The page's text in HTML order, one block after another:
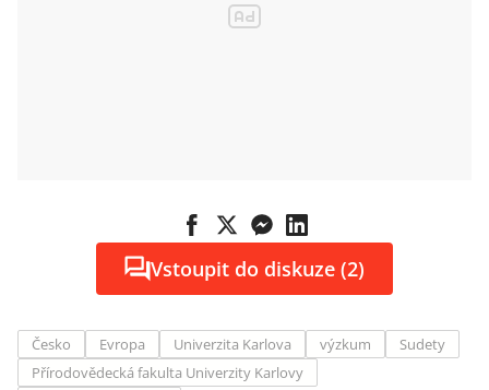
Vstoupit do diskuze (2)
Česko Evropa Univerzita Karlova výzkum
Sudety
Přírodovědecká fakulta Univerzity Karlovy